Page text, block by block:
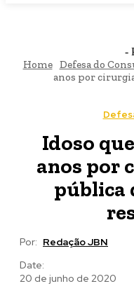
-
Home Defesa do
anos por
Idoso
anos por
pública
Por: Redação JBN
Date:
20 de junho de 2020